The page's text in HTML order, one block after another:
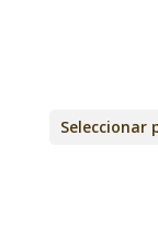
Seleccionar